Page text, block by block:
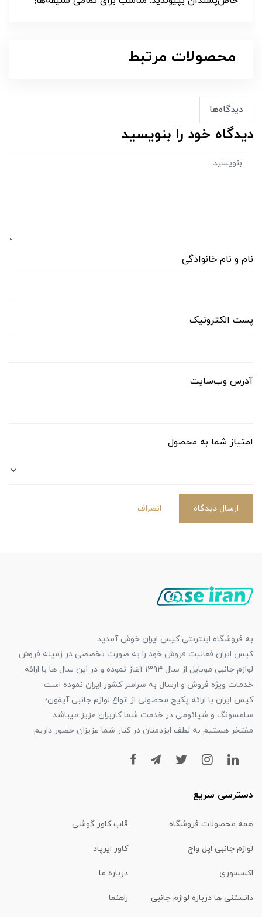
محصولات مرتبط
دیدگاه‌ها
دیدگاه خود را بنویسید
نام و نام خانوادگی
پست الکترونیک
آدرس وب‌سایت
امتیاز شما به محصول
ارسال دیدگاه انصراف
به فروشگاه اینترنتی کیس ایران خوش آمدید
کیس ایران فعالیت فروش خود را به صورت تخصصی در زمینه فروش
لوازم جانبی موبایل از سال ۱۳۹۴ آغاز نموده و در این سال ها با ارائه
خدمات ویژه فروش و ارسال به سراسر کشور ایران نموده است
کیس ایران با ارائه پکیج محصولی از انواع لوازم جانبی آیفون؛
سامسونگ و شیائومی در خدمت شما کاربران عزیز میباشد
مفتخر هستیم به لطف ایزدمنان در کنار شما عزیزان حضور داریم
دسترسی سریع
همه محصولات فروشگاه قاب کاور گوشی
لوازم جانبی اپل واچ کاور ایرپاد
اکسسوری درباره ما
دانستنی ها درباره لوازم جانبی راهنما